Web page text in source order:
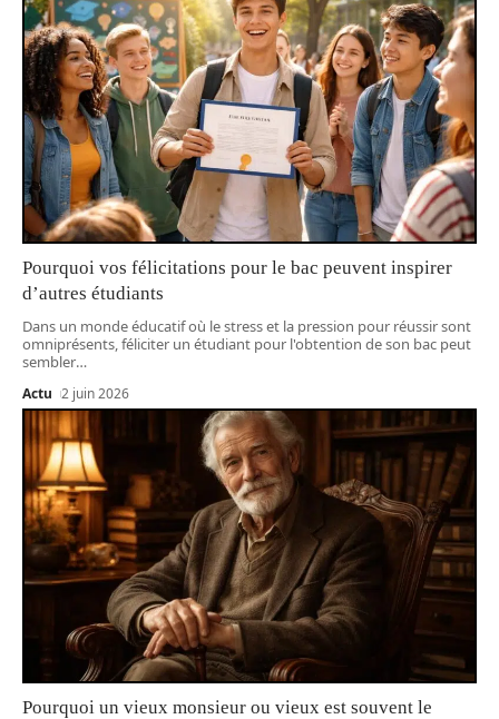
Pourquoi vos félicitations pour le bac peuvent inspirer
d’autres étudiants
Dans un monde éducatif où le stress et la pression pour réussir sont
omniprésents, féliciter un étudiant pour l'obtention de son bac peut
sembler…
Actu 2 juin 2026
Pourquoi un vieux monsieur ou vieux est souvent le